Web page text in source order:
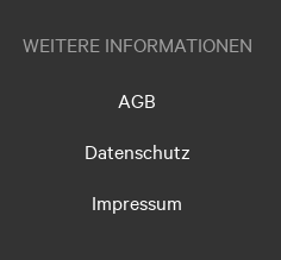
WEITERE INFORMATIONEN
AGB
Datenschutz
Impressum